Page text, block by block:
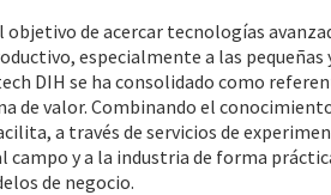
objetivo de acercar tecnologías
especialmente a las
DIH se ha consolidado como
de valor. Combinando el
a través de servicios de
campo y a la industria de forma
de negocio.